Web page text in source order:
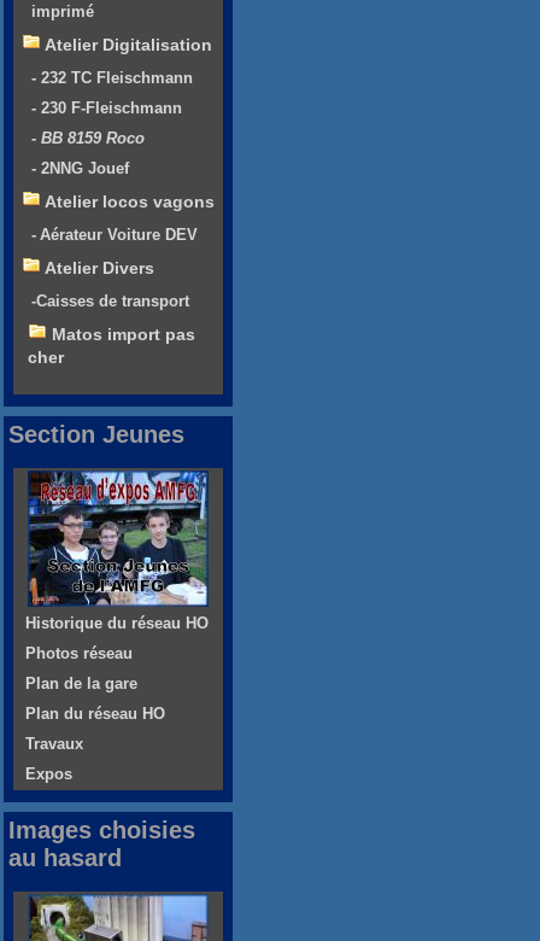
imprimé
Atelier Digitalisation
- 232 TC Fleischmann
- 230 F-Fleischmann
- BB 8159 Roco
- 2NNG Jouef
Atelier locos vagons
- Aérateur Voiture DEV
Atelier Divers
-Caisses de transport
Matos import pas
cher
Section Jeunes
Historique du réseau HO
Photos réseau
Plan de la gare
Plan du réseau HO
Travaux
Expos
Images choisies
au hasard